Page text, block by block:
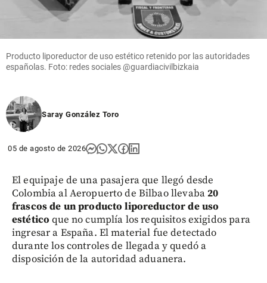
Columnistas
share
Producto liporeductor de uso estético retenido por las autoridades
españolas. Foto: redes sociales @guardiacivilbizkaia
Saray González Toro
05 de agosto de 2026
El equipaje de una pasajera que llegó desde
Colombia al Aeropuerto de Bilbao llevaba20
frascos de un producto liporeductor de uso
estético que no cumplía los requisitos exigidos para
ingresar a España. El material fue detectado
durante los controles de llegada y quedó a
disposición de la autoridad aduanera.